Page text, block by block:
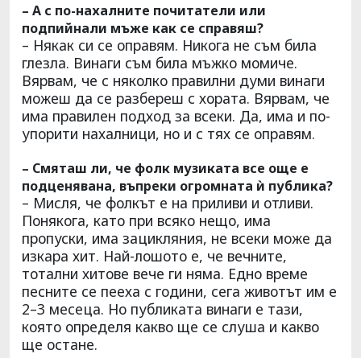
– А с по-нахалните почитатели или
подпийнали мъже как се справяш?
– Някак си се оправям. Никога не съм била
глезла. Винаги съм била мъжко момиче.
Вярвам, че с няколко правилни думи винаги
можеш да се разбереш с хората. Вярвам, че
има правилен подход за всеки. Да, има и по-
упорити нахалници, но и с тях се оправям.
– Смяташ ли, че фолк музиката все още е
подценявана, въпреки огромната ѝ публика?
– Мисля, че фолкът е на приливи и отливи.
Понякога, като при всяко нещо, има
пропуски, има зацикляния, не всеки може да
изкара хит. Най-лошото е, че вечните,
тотални хитове вече ги няма. Едно време
песните се пееха с години, сега животът им е
2–3 месеца. Но публиката винаги е тази,
която определя какво ще се слуша и какво
ще остане.